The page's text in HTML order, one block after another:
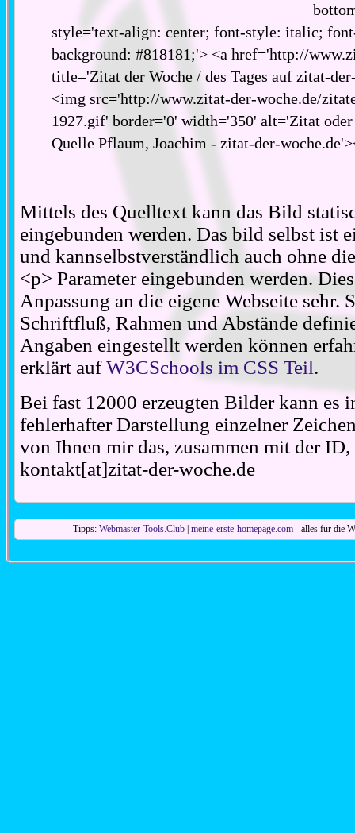
style='text-align: center; font-style: italic;
background: #818181;'> <a href='http://
title='Zitat der Woche / des Tages auf zitat-
<img src='http://www.zitat-der-woche.de/
1927.gif' border='0' width='350' alt='Zitat
Quelle Pflaum, Joachim - zitat-der-
Mittels des Quelltext kann das Bild
eingebunden werden. Das bild selbst ist
und kannselbstverständlich auch ohne
<p> Parameter eingebunden werden.
Anpassung an die eigene Webseite sehr.
Schriftfluß, Rahmen und Abstände
Angaben eingestellt werden können
erklärt aufW3CSchools im CSS Teil.
Bei fast 12000 erzeugten Bilder kann es
fehlerhafter Darstellung einzelner
von Ihnen mir das, zusammen mit der
kontakt[at]zitat-der-woche.de
Tipps: Webmaster-Tools.Club| meine-erste-homepage.com- alles für die